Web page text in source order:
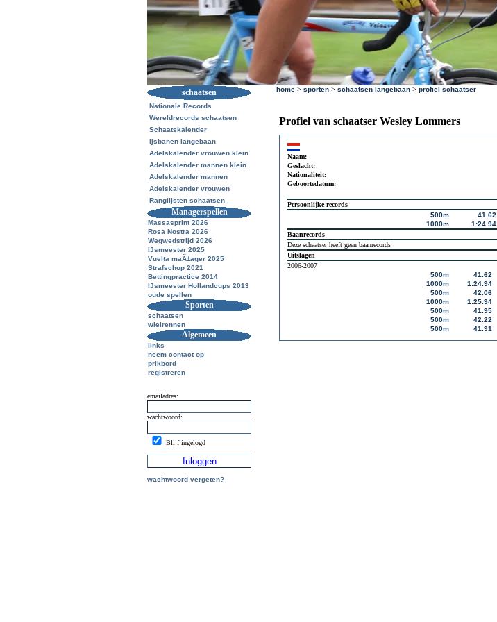
schaatsen
Nationale Records
Wereldrecords schaatsen
Schaatskalender
Ijsbanen langebaan
Adelskalender vrouwen klein
Adelskalender mannen klein
Adelskalender mannen
Adelskalender vrouwen
Ranglijsten schaatsen
Managerspellen
Massasprint 2026
Rosa Nostra 2026
Wegwedstrijd 2026
IJsmeester 2025
Vuelta maÃ±ager 2025
Strafschop 2021
Bettingpractice 2014
IJsmeester Hollandcups 2013
oude spellen
Sporten
schaatsen
wielrennen
Algemeen
links
neem contact op
prikbord
registreren
emailadres:
wachtwoord:
Blijf ingelogd
wachtwoord vergeten?
home > sporten > schaatsen langebaan > profiel schaatser
Profiel van schaatser Wesley Lommers
Naam:
Geslacht:
Nationaliteit:
Geboortedatum:
Persoonlijke records
500m
41.62
1000m
1:24.94
Baanrecords
Deze schaatser heeft geen baanrecords
Uitslagen
2006-2007
500m
41.62
1000m
1:24.94
500m
42.06
1000m
1:25.94
500m
41.95
500m
42.22
500m
41.91